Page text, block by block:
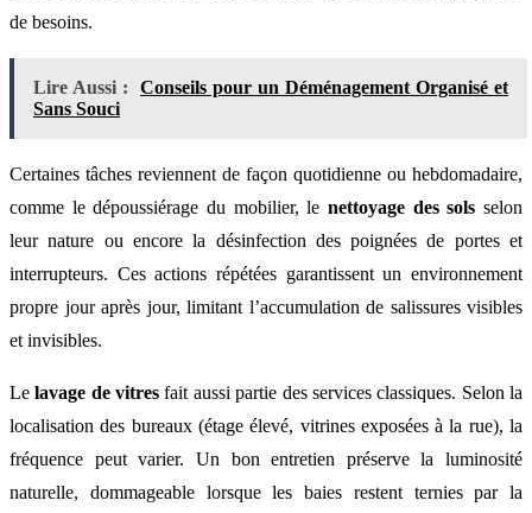
de besoins.
Lire Aussi :
Conseils pour un Déménagement Organisé et
Sans Souci
Certaines tâches reviennent de façon quotidienne ou hebdomadaire,
comme le dépoussiérage du mobilier, le nettoyage des sols selon
leur nature ou encore la désinfection des poignées de portes et
interrupteurs. Ces actions répétées garantissent un environnement
propre jour après jour, limitant l’accumulation de salissures visibles
et invisibles.
Lelavage de vitres fait aussi partie des services classiques. Selon la
localisation des bureaux (étage élevé, vitrines exposées à la rue), la
fréquence peut varier. Un bon entretien préserve la luminosité
naturelle, dommageable lorsque les baies restent ternies par la